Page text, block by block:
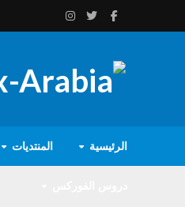
الرئيسية المنتديات